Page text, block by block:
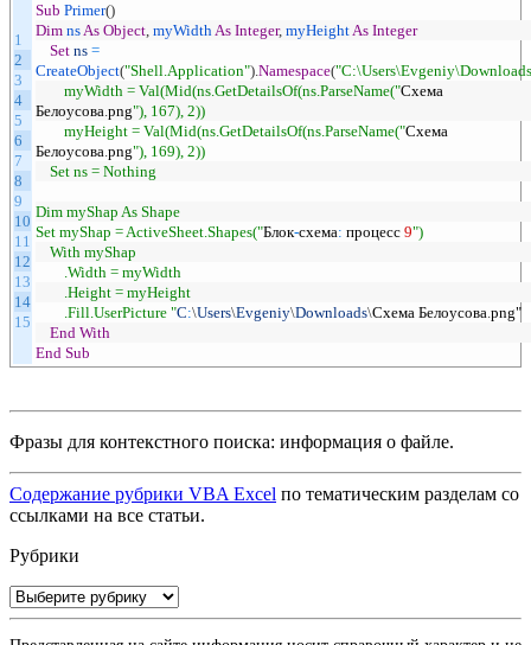
1
2
3
4
5
6
7
8
9
10
11
12
13
14
15
Sub Primer()
Dim nsAs Object, myWidthAs Integer, myHeightAs Integer
Set ns =
CreateObject("Shell.Application").Namespace(
myWidth = Val(Mid(ns.GetDetailsOf(ns.ParseName("Схема
Белоусова.png"), 167), 2))
myHeight = Val(Mid(ns.GetDetailsOf(ns.ParseName("Схема
Белоусова.png"), 169), 2))
Set ns = Nothing
Dim myShap As Shape
Set myShap = ActiveSheet.Shapes("Блок-схема: процесс 9")
With myShap
.Width = myWidth
.Height = myHeight
.Fill.UserPicture "C:\Users\Evgeniy\Downloads\Схема Белоусова.png"
End With
End Sub
Фразы для контекстного поиска: информация о файле.
Содержание рубрики VBA Excel по тематическим разделам со
ссылками на все статьи.
Рубрики
Рубрики